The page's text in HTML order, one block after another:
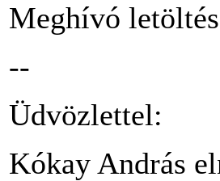
Meghívó
--
Üdvözlettel:
Kókay András